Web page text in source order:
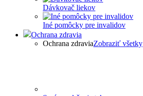
Dávkovač liekov
Iné pomôcky pre invalidov
Ochrana zdravia
Ochrana zdraviaZobraziť všetky